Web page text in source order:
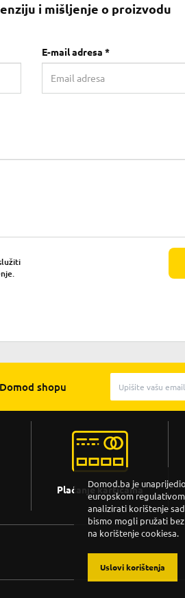
i mišljenje o proizvodu
E-mail adresa *
shopu
Plaćanje karticama
Domod.ba je
europskom
analizirati korištenje
bismo mogli pružati
na korištenje cookiesa.
Uslovi korištenja